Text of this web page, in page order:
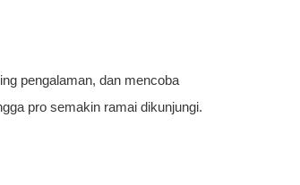
pengalaman, dan mencoba
pro semakin ramai dikunjungi.